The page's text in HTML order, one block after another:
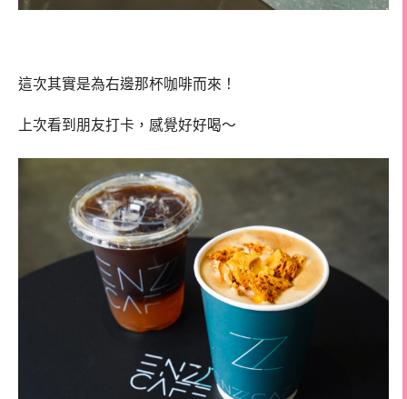
這次其實是為右邊那杯咖啡而來！
上次看到朋友打卡，感覺好好喝～